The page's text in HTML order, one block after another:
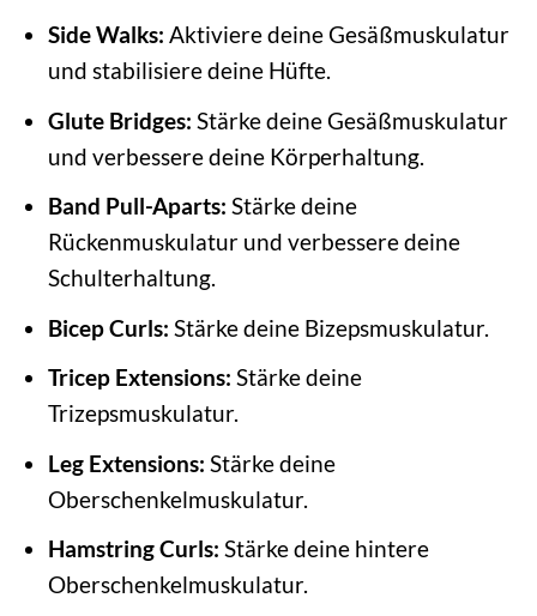
Side Walks: Aktiviere deine Gesäßmuskulatur
und stabilisiere deine Hüfte.
Glute Bridges: Stärke deine Gesäßmuskulatur
und verbessere deine Körperhaltung.
Band Pull-Aparts: Stärke deine
Rückenmuskulatur und verbessere deine
Schulterhaltung.
Bicep Curls: Stärke deine Bizepsmuskulatur.
Tricep Extensions: Stärke deine
Trizepsmuskulatur.
Leg Extensions: Stärke deine
Oberschenkelmuskulatur.
Hamstring Curls: Stärke deine hintere
Oberschenkelmuskulatur.